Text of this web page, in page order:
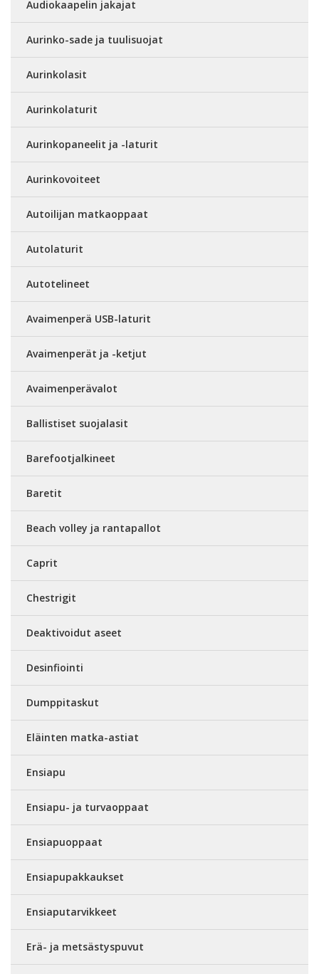
Audiokaapelin jakajat
Aurinko-sade ja tuulisuojat
Aurinkolasit
Aurinkolaturit
Aurinkopaneelit ja -laturit
Aurinkovoiteet
Autoilijan matkaoppaat
Autolaturit
Autotelineet
Avaimenperä USB-laturit
Avaimenperät ja -ketjut
Avaimenperävalot
Ballistiset suojalasit
Barefootjalkineet
Baretit
Beach volley ja rantapallot
Caprit
Chestrigit
Deaktivoidut aseet
Desinfiointi
Dumppitaskut
Eläinten matka-astiat
Ensiapu
Ensiapu- ja turvaoppaat
Ensiapuoppaat
Ensiapupakkaukset
Ensiaputarvikkeet
Erä- ja metsästyspuvut